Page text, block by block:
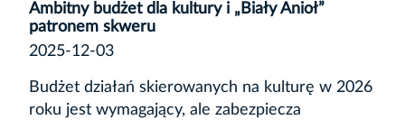
Ambitny budżet dla kultury i „Biały Anioł”
patronem skweru
2025-12-03
Budżet działań skierowanych na kulturę w 2026
roku jest wymagający, ale zabezpiecza